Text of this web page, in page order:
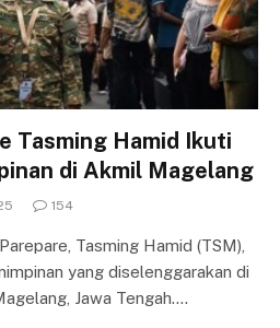
Tasming Hamid Ikuti
di Akmil Magelang
154
Tasming Hamid (TSM),
yang diselenggarakan di
Jawa Tengah.…